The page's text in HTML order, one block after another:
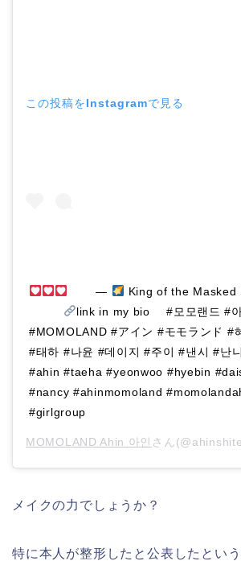
この投稿をInstagramで見る
⠀ ⠀ —
King of the Masked
link in my bio ⠀ #모모랜드 #
#MOMOLAND #アイン #モモランド #
#태하 #나윤 #데이지 #주이 #낸시 #난
#ahin #taeha #yeonwoo #hyebin
#nancy #ahinmomoland
#girlgroup
MOMOLAND Ahin 아인 さん(@ahinshiteru)
メイクの力でしょうか？
特に本人が整形したと公表したとい